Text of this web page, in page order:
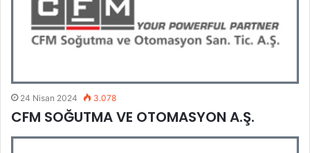
24 Nisan 2024 3.078
CFM SOĞUTMA VE OTOMASYON A.Ş.